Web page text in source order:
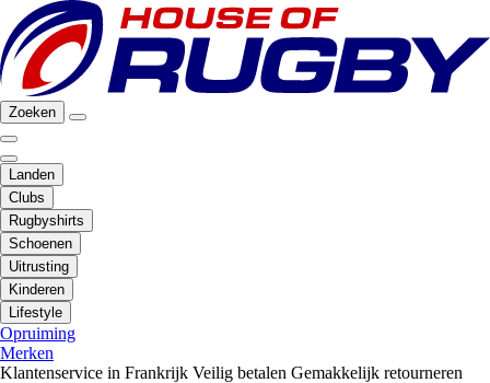
Zoeken
Landen
Clubs
Rugbyshirts
Schoenen
Uitrusting
Kinderen
Lifestyle
Opruiming
Merken
Klantenservice in Frankrijk Veilig betalen Gemakkelijk retourneren